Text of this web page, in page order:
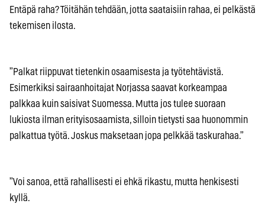
Entäpä raha? Töitähän tehdään, jotta saataisiin rahaa, ei pelkästä
tekemisen ilosta.
”Palkat riippuvat tietenkin osaamisesta ja työtehtävistä.
Esimerkiksi sairaanhoitajat Norjassa saavat korkeampaa
palkkaa kuin saisivat Suomessa. Mutta jos tulee suoraan
lukiosta ilman erityisosaamista, silloin tietysti saa huonommin
palkattua työtä. Joskus maksetaan jopa pelkkää taskurahaa.”
”Voi sanoa, että rahallisesti ei ehkä rikastu, mutta henkisesti
kyllä.